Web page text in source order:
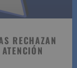
RECHAZAN